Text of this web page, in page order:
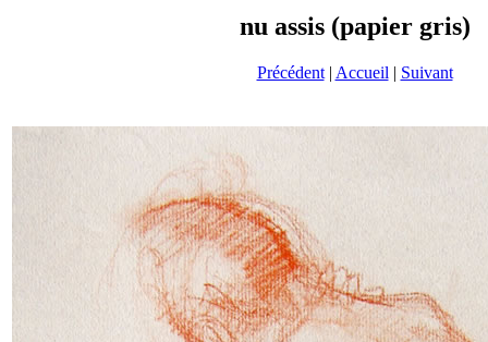
nu assis (papier gris)
Précédent| Accueil | Suivant